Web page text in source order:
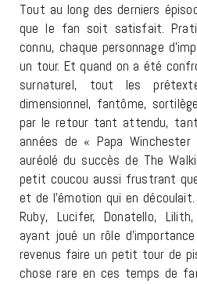
Tout au long des derniers
que le fan soit satisfait.
connu, chaque personnage
un tour. Et quand on a été
surnaturel, tout les
dimensionnel, fantôme,
par le retour tant attendu,
années de « Papa Winchester
auréolé du succès de The
petit coucou aussi frustrant
et de l’émotion qui en
Ruby, Lucifer, Donatello,
ayant joué un rôle
revenus faire un petit tour de
chose rare en ces temps de